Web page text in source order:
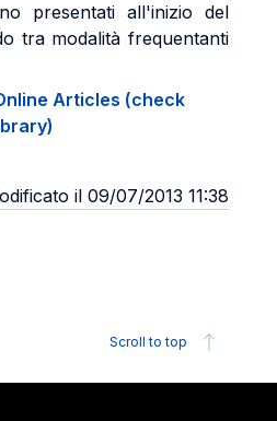
presentati all'inizio del
tra modalità frequentanti
Articles (check
il 09/07/2013 11:38
Scroll to top